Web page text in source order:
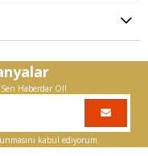
Haberdar Ol!
kabul ediyorum.